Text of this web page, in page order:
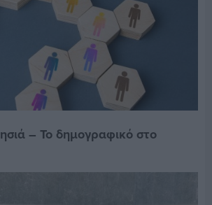
– Το δημογραφικό στο